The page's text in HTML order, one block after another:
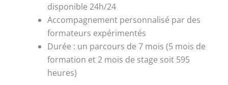
disponible 24h/24
Accompagnement personnalisé par des
formateurs expérimentés
Durée : un parcours de 7 mois (5 mois de
formation et 2 mois de stage soit 595
heures)